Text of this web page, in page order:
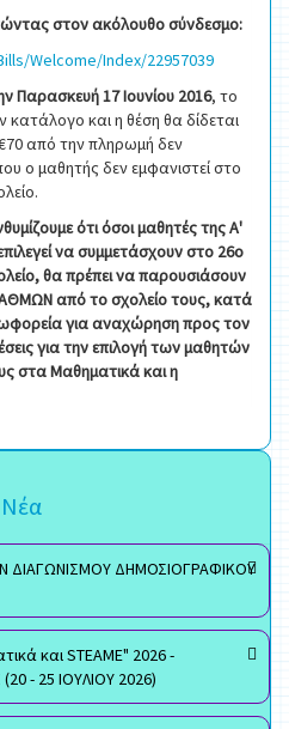
στον ακόλουθο σύνδεσμο:
Welcome/Index/22957039
Παρασκευή 17 Ιουνίου 2016, το
και η θέση θα δίδεται
από την πληρωμή δεν
ο μαθητής δεν εμφανιστεί στο
ότι όσοι μαθητές της Α'
να συμμετάσχουν στο 26ο
θα πρέπει να παρουσιάσουν
από το σχολείο τους, κατά
για αναχώρηση προς τον
για την επιλογή των μαθητών
στα Μαθηματικά και η
Νέα
ΔΙΑΓΩΝΙΣΜΟΥ ΔΗΜΟΣΙΟΓΡΑΦΙΚΟΥ
και STEAME" 2026 -
- 25 ΙΟΥΛΙΟΥ 2026)